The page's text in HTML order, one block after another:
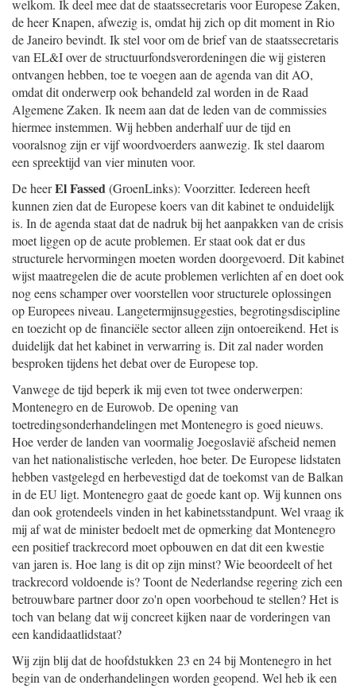
welkom. Ik deel mee dat de staatssecretaris voor Europese Zaken,
de heer Knapen, afwezig is, omdat hij zich op dit moment in Rio
de Janeiro bevindt. Ik stel voor om de brief van de staatssecretaris
van EL&I over de structuurfondsverordeningen die wij gisteren
ontvangen hebben, toe te voegen aan de agenda van dit AO,
omdat dit onderwerp ook behandeld zal worden in de Raad
Algemene Zaken. Ik neem aan dat de leden van de commissies
hiermee instemmen. Wij hebben anderhalf uur de tijd en
vooralsnog zijn er vijf woordvoerders aanwezig. Ik stel daarom
een spreektijd van vier minuten voor.
De heerEl Fassed(GroenLinks): Voorzitter. Iedereen heeft
kunnen zien dat de Europese koers van dit kabinet te onduidelijk
is. In de agenda staat dat de nadruk bij het aanpakken van de crisis
moet liggen op de acute problemen. Er staat ook dat er dus
structurele hervormingen moeten worden doorgevoerd. Dit kabinet
wijst maatregelen die de acute problemen verlichten af en doet ook
nog eens schamper over voorstellen voor structurele oplossingen
op Europees niveau. Langetermijnsuggesties, begrotingsdiscipline
en toezicht op de financiële sector alleen zijn ontoereikend. Het is
duidelijk dat het kabinet in verwarring is. Dit zal nader worden
besproken tijdens het debat over de Europese top.
Vanwege de tijd beperk ik mij even tot twee onderwerpen:
Montenegro en de Eurowob. De opening van
toetredingsonderhandelingen met Montenegro is goed nieuws.
Hoe verder de landen van voormalig Joegoslavië afscheid nemen
van het nationalistische verleden, hoe beter. De Europese lidstaten
hebben vastgelegd en herbevestigd dat de toekomst van de Balkan
in de EU ligt. Montenegro gaat de goede kant op. Wij kunnen ons
dan ook grotendeels vinden in het kabinetsstandpunt. Wel vraag ik
mij af wat de minister bedoelt met de opmerking dat Montenegro
een positief trackrecord moet opbouwen en dat dit een kwestie
van jaren is. Hoe lang is dit op zijn minst? Wie beoordeelt of het
trackrecord voldoende is? Toont de Nederlandse regering zich een
betrouwbare partner door zo'n open voorbehoud te stellen? Het is
toch van belang dat wij concreet kijken naar de vorderingen van
een kandidaatlidstaat?
Wij zijn blij dat de hoofdstukken 23 en 24 bij Montenegro in het
begin van de onderhandelingen worden geopend. Wel heb ik een